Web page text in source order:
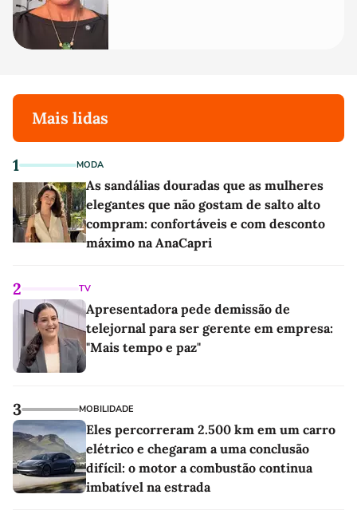
Mais lidas
1 MODA
As sandálias douradas que as mulheres
elegantes que não gostam de salto alto
compram: confortáveis e com desconto
máximo na AnaCapri
2 TV
Apresentadora pede demissão de
telejornal para ser gerente em empresa:
"Mais tempo e paz"
3 MOBILIDADE
Eles percorreram 2.500 km em um carro
elétrico e chegaram a uma conclusão
difícil: o motor a combustão continua
imbatível na estrada